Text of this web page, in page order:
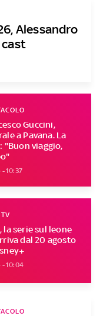
Alessandro
cast
Guccini,
a Pavana. La
"Buon viaggio,
- 10:37
la serie sul leone
dal 20 agosto
- 10:04